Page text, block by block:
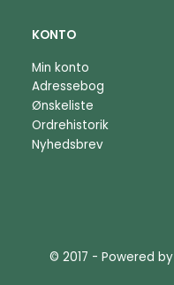
KONTO
Min konto
Adressebog
Ønskeliste
Ordrehistorik
Nyhedsbrev
© 2017 - Powered by